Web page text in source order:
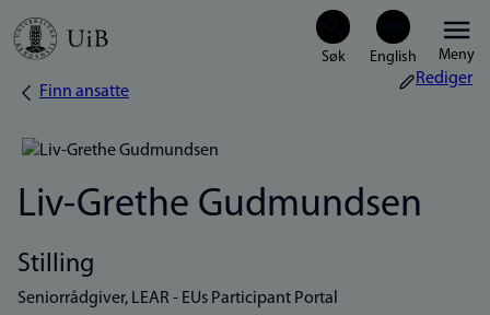
Hopp
Meny
Navigasjonssti
Finn ansatte
Rediger
Liv-Grethe Gudmundsen
Stilling
Seniorrådgiver, LEAR - EUs Participant Portal